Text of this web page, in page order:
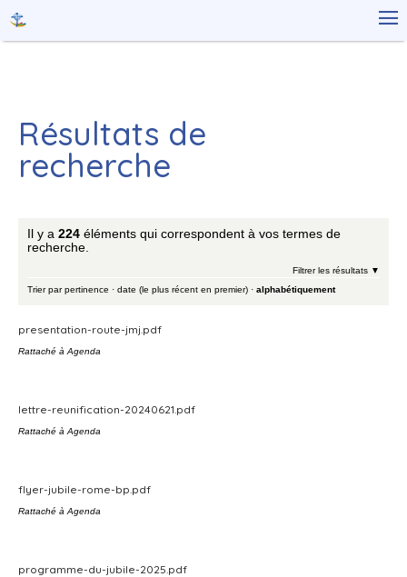
contenu.
Aller
personnels

Résultats de
recherche
Il y a 224 éléments qui correspondent à vos termes de
recherche.
Filtrer les résultats
Trier par pertinence · date (le plus récent en premier) · alphabétiquement
presentation-route-jmj.pdf
Rattaché à Agenda
lettre-reunification-20240621.pdf
Rattaché à Agenda
flyer-jubile-rome-bp.pdf
Rattaché à Agenda
programme-du-jubile-2025.pdf